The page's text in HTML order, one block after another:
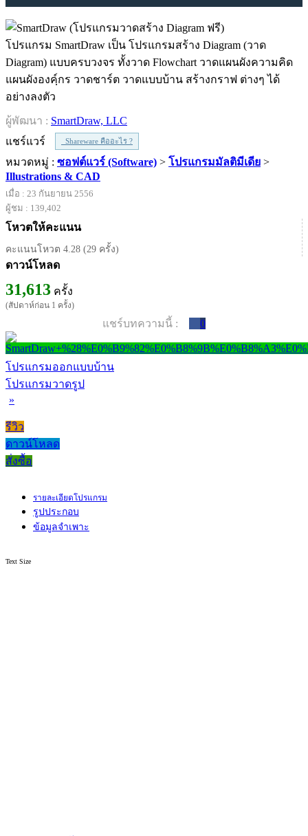
โปรแกรม SmartDraw เป็น โปรแกรมสร้าง Diagram (วาด
Diagram) แบบครบวงจร ทั้งวาด Flowchart วาดแผนผังความคิด
แผนผังองค์ฺกร วาดชาร์ต วาดแบบบ้าน สร้างกราฟ ต่างๆ ได้
อย่างลงตัว
ผู้พัฒนา : SmartDraw, LLC
แชร์แวร์
Shareware คืออะไร ?
หมวดหมู่ : ซอฟต์แวร์ (Software) > โปรแกรมมัลติมีเดีย >
Illustrations & CAD
เมื่อ : 23 กันยายน 2556
ผู้ชม : 139,402
โหวตให้คะแนน
คะแนนโหวต 4.28 (29 ครั้ง)
ดาวน์โหลด
31,613 ครั้ง
(สัปดาห์ก่อน 1 ครั้ง)
แชร์บทความนี้ : 0
โปรแกรมออกแบบบ้าน
โปรแกรมวาดรูป
»
รีวิว
ดาวน์โหลด
สั่งซื้อ
รายละเอียดโปรแกรม
รูปประกอบ
ข้อมูลจำเพาะ
Text Size